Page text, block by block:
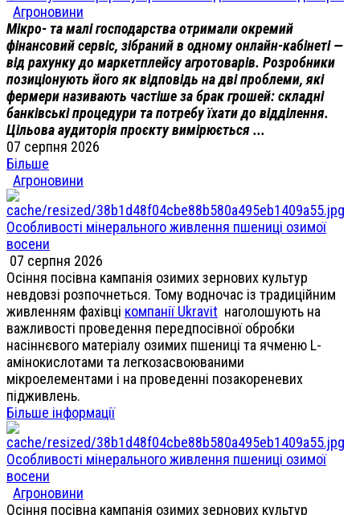
Агроновини
Мікро- та малі господарства отримали окремий
фінансовий сервіс, зібраний в одному онлайн-кабінеті —
від рахунку до маркетплейсу агротоварів. Розробники
позиціонують його як відповідь на дві проблеми, які
фермери називають частіше за брак грошей: складні
банківські процедури та потребу їхати до відділення.
Цільова аудиторія проєкту вимірюється ...
07 серпня 2026
Більше
Агроновини
Особливості мінерального живлення пшениці озимої
восени
07 серпня 2026
Осіння посівна кампанія озимих зернових культур
невдовзі розпочнеться. Тому водночас із традиційним
живленням фахівці компанії Ukravit наголошують на
важливості проведення передпосівної обробки
насіннєвого матеріалу озимих пшениці та ячменю L-
амінокислотами та легкозасвоюваними
мікроелементами і на проведенні позакореневих
підживлень.
Більше інформації
Особливості мінерального живлення пшениці озимої
восени
Агроновини
Осіння посівна кампанія озимих зернових культур